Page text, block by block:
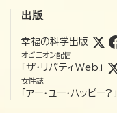
出版
幸福の科学出版
オピニオン配信
「ザ・リバティWeb」
女性誌
「アー・ユー・ハッピー?」